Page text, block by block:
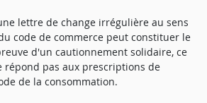
lettre de change irrégulière au sens
code de commerce peut constituer le
d'un cautionnement solidaire, ce
pas aux prescriptions de
de la consommation.